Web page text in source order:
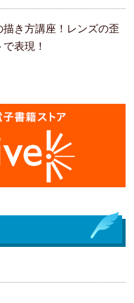
描き方講座！レンズの歪
表現！